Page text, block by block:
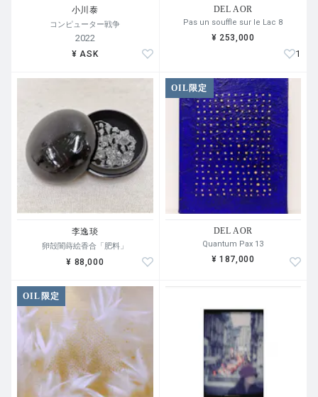
小川泰
コンピューター戦争
2022
¥ ASK
DEL AOR
Pas un souffle sur le Lac 8
¥ 253,000
1
李逸琰
卵殻闇蒔絵香合「肥料」
¥ 88,000
OIL限定
DEL AOR
Quantum Pax 13
¥ 187,000
OIL限定